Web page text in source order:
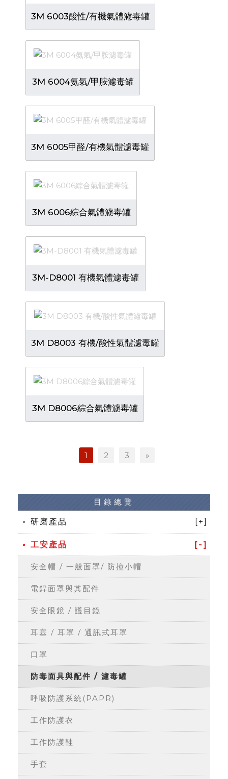
3M 6003酸性/有機氣體濾毒罐
3M 6004氨氣/甲胺濾毒罐
3M 6005甲醛/有機氣體濾毒罐
3M 6006綜合氣體濾毒罐
3M-D8001 有機氣體濾毒罐
3M D8003 有機/酸性氣體濾毒罐
3M D8006綜合氣體濾毒罐
1 2 3 »
目錄總覽
研磨產品 [+]
工安產品 [-]
安全帽 / 一般面罩/ 防撞小帽
電銲面罩與其配件
安全眼鏡 / 護目鏡
耳塞 / 耳罩 / 通訊式耳罩
口罩
防毒面具與配件 / 濾毒罐
呼吸防護系統(PAPR)
工作防護衣
工作防護鞋
手套